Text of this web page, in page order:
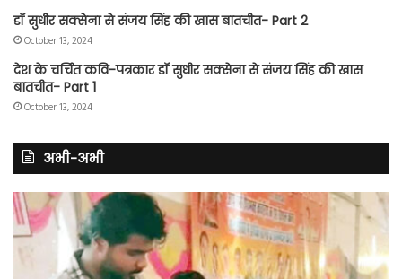
डॉ सुधीर सक्सेना से संजय सिंह की खास बातचीत- Part 2
October 13, 2024
देश के चर्चित कवि-पत्रकार डॉ सुधीर सक्सेना से संजय सिंह की खास
बातचीत- Part 1
October 13, 2024
अभी-अभी